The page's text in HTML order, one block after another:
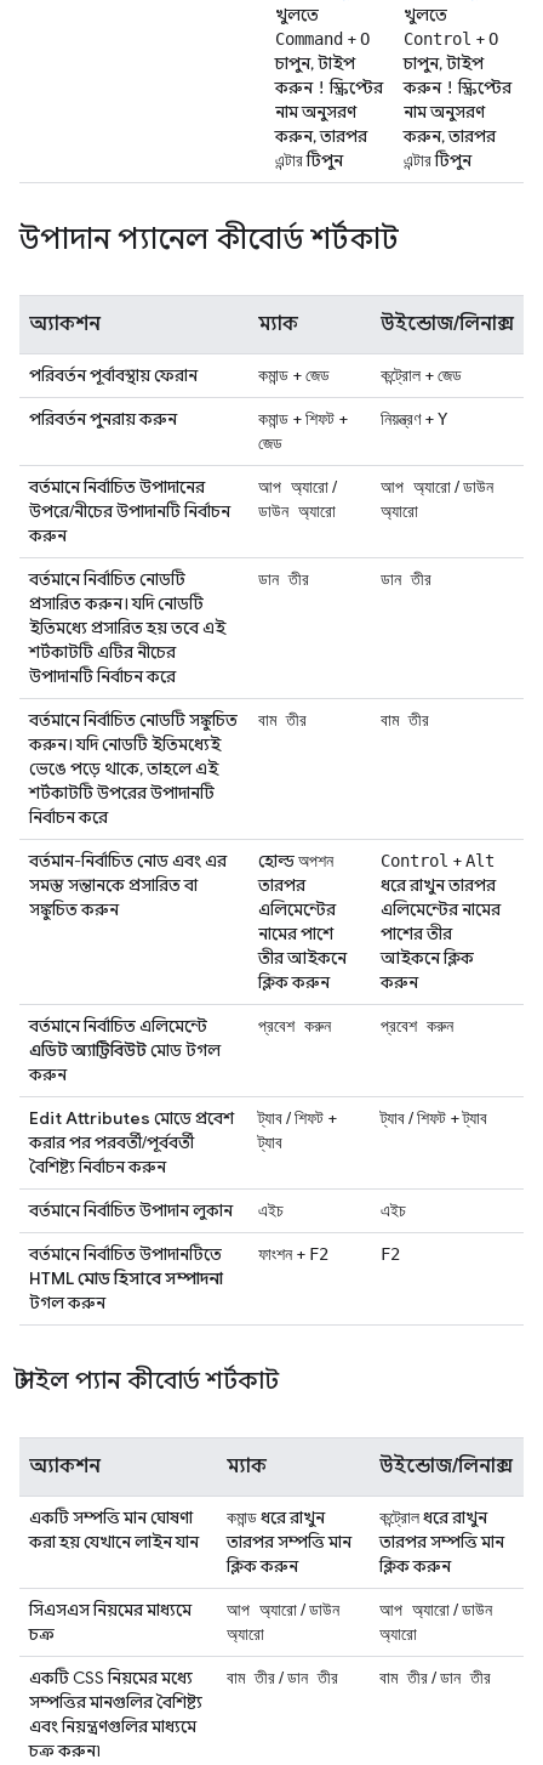
খুলতে
Command +O
চাপুন, টাইপ
করুন ! স্ক্রিপ্টের
নাম অনুসরণ
করুন, তারপর
এন্টারটিপুন
খুলতে
Control +O
চাপুন, টাইপ
করুন ! স্ক্রিপ্টের
নাম অনুসরণ
করুন, তারপর
এন্টারটিপুন
উপাদান প্যানেল কীবোর্ড শর্টকাট
অ্যাকশন ম্যাক উইন্ডোজ/লিনাক্স
পরিবর্তন পূর্বাবস্থায় ফেরান কমান্ড +জেড কন্ট্রোল +জেড
পরিবর্তন পুনরায় করুন কমান্ড +শিফট +
জেড
নিয়ন্ত্রণ+Y
বর্তমানে নির্বাচিত উপাদানের
উপরে/নীচের উপাদানটি নির্বাচন
করুন
আপ অ্যারো/
ডাউন অ্যারো
আপ অ্যারো/ডাউন
অ্যারো
বর্তমানে নির্বাচিত নোডটি
প্রসারিত করুন। যদি নোডটি
ইতিমধ্যে প্রসারিত হয় তবে এই
শর্টকাটটি এটির নীচের
উপাদানটি নির্বাচন করে
ডান তীর ডান তীর
বর্তমানে নির্বাচিত নোডটি সঙ্কুচিত
করুন। যদি নোডটি ইতিমধ্যেই
ভেঙে পড়ে থাকে, তাহলে এই
শর্টকাটটি উপরের উপাদানটি
নির্বাচন করে
বাম তীর বাম তীর
বর্তমান-নির্বাচিত নোড এবং এর
সমস্ত সন্তানকে প্রসারিত বা
সঙ্কুচিত করুন
হোল্ডঅপশন
তারপর
এলিমেন্টের
নামের পাশে
তীর আইকনে
ক্লিক করুন
Control +Alt
ধরে রাখুন তারপর
এলিমেন্টের নামের
পাশের তীর
আইকনে ক্লিক
করুন
বর্তমানে নির্বাচিত এলিমেন্টে
এডিট অ্যাট্রিবিউটমোড টগল
করুন
প্রবেশ করুন প্রবেশ করুন
Edit Attributes মোডে প্রবেশ
করার পর পরবর্তী/পূর্ববর্তী
বৈশিষ্ট্য নির্বাচন করুন
ট্যাব/শিফট +
ট্যাব
ট্যাব/শিফট +ট্যাব
বর্তমানে নির্বাচিত উপাদান লুকান এইচ এইচ
বর্তমানে নির্বাচিত উপাদানটিতে
HTML মোড হিসাবে সম্পাদনা
টগল করুন
ফাংশন+ F2 F2
স্টাইল প্যান কীবোর্ড শর্টকাট
অ্যাকশন ম্যাক উইন্ডোজ/লিনাক্স
একটি সম্পত্তি মান ঘোষণা
করা হয় যেখানে লাইন যান
কমান্ডধরে রাখুন
তারপর সম্পত্তি মান
ক্লিক করুন
কন্ট্রোলধরে রাখুন
তারপর সম্পত্তি মান
ক্লিক করুন
সিএসএস নিয়মের মাধ্যমে
চক্র
আপ অ্যারো/ডাউন
অ্যারো
আপ অ্যারো/ডাউন
অ্যারো
একটি CSS নিয়মের মধ্যে
সম্পত্তির মানগুলির বৈশিষ্ট্য
এবং নিয়ন্ত্রণগুলির মাধ্যমে
চক্র করুন৷
বাম তীর/ডান তীর বাম তীর/ডান তীর